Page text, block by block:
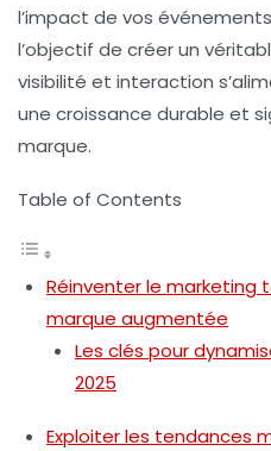
l’impact de vos
l’objectif de créer un
visibilité et interaction
une croissance durable et
marque.
Table of Contents
Réinventer le marketing
marque augmentée
Les clés pour
2025
Exploiter les tendances